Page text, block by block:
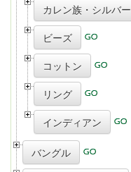
カレン族・シルバー
ビーズ
コットン
リング
インディアン
バングル